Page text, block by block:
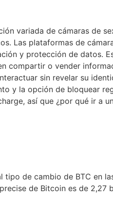
variada de cámaras de
Las plataformas de
y protección de datos.
compartir o vender
sin revelar su
y la opción de bloquear
así que ¿por qué ir a
tipo de cambio de BTC en
de Bitcoin es de 2,27